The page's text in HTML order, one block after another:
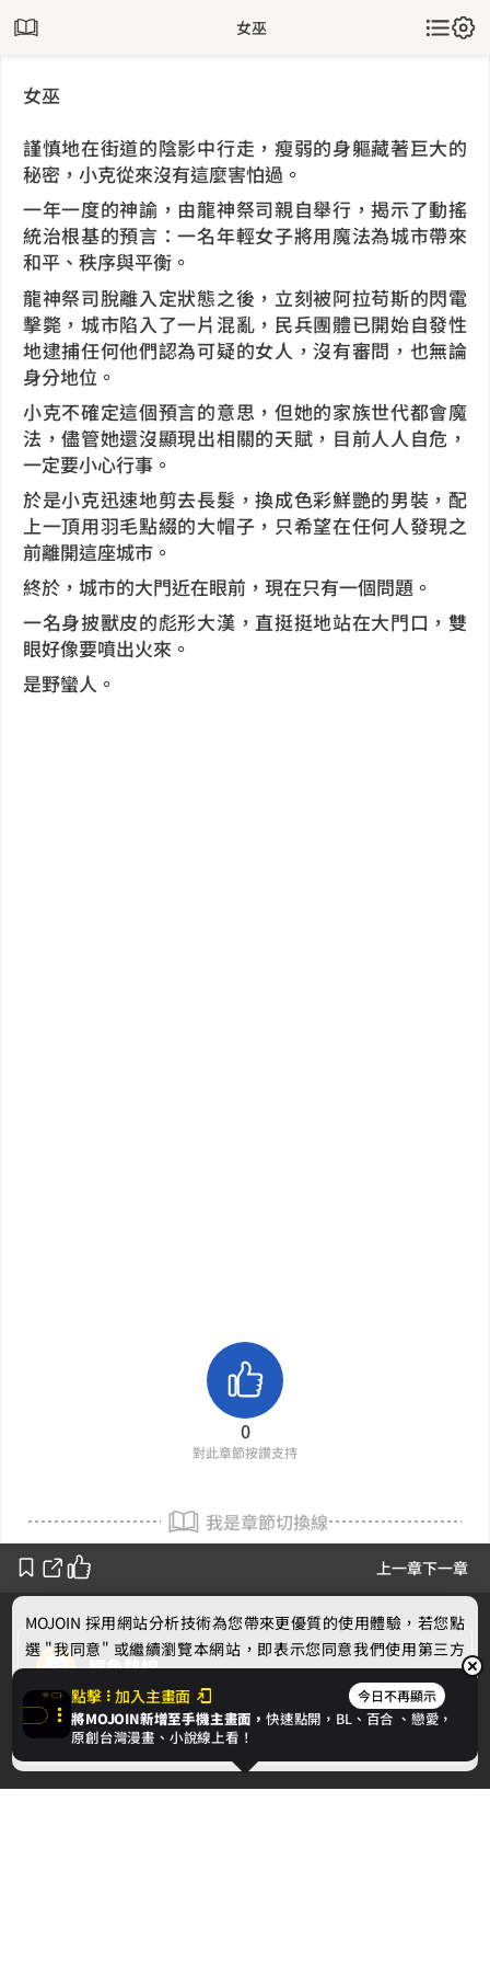
女巫
上一章下一章
女巫
謹慎地在街道的陰影中行走，瘦弱的身軀藏著巨大的
秘密，小克從來沒有這麼害怕過。
一年一度的神諭，由龍神祭司親自舉行，揭示了動搖
統治根基的預言：一名年輕女子將用魔法為城市帶來
和平、秩序與平衡。
龍神祭司脫離入定狀態之後，立刻被阿拉苟斯的閃電
擊斃，城市陷入了一片混亂，民兵團體已開始自發性
地逮捕任何他們認為可疑的女人，沒有審問，也無論
身分地位。
小克不確定這個預言的意思，但她的家族世代都會魔
法，儘管她還沒顯現出相關的天賦，目前人人自危，
一定要小心行事。
於是小克迅速地剪去長髮，換成色彩鮮艷的男裝，配
上一頂用羽毛點綴的大帽子，只希望在任何人發現之
前離開這座城市。
終於，城市的大門近在眼前，現在只有一個問題。
一名身披獸皮的彪形大漢，直挺挺地站在大門口，雙
眼好像要噴出火來。
是野蠻人。
0
對此章節按讚支持
我是章節切換線
鱷魚熱線
作者的話
點擊 加入主畫面 今日不再顯示
將MOJOIN新增至手機主畫面，快速點開，BL、 百合 、戀愛，
原創台灣漫畫、小說線上看！
MOJOIN 採用網站分析技術為您帶來更優質的使用體驗，若您點
選 "我同意" 或繼續瀏覽本網站，即表示您同意我們使用第三方
Cookie，欲瞭解更多資訊請見隱私權政策。
我同意